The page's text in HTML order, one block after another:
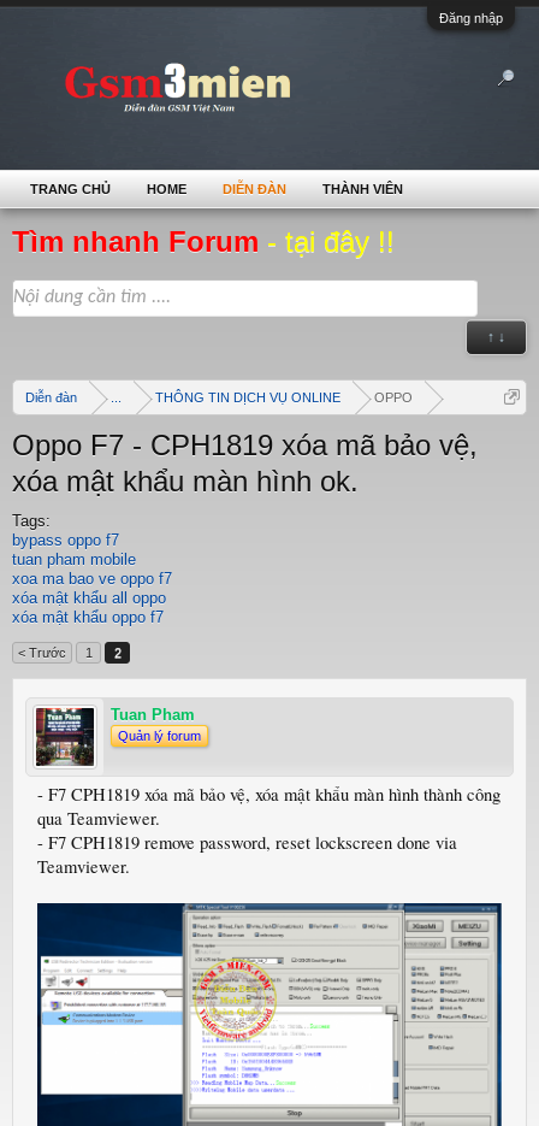
Đăng nhập
Tìm nhanh Forum - tại đây !!
↑ ↓
Diễn đàn THÔNG TIN DỊCH VỤ ONLINE OPPO
Oppo F7 - CPH1819 xóa mã bảo vệ,
xóa mật khẩu màn hình ok.
Tags:
bypass oppo f7
tuan pham mobile
xoa ma bao ve oppo f7
xóa mật khẩu all oppo
xóa mật khẩu oppo f7
< Trước 1 2
Tuan Pham
Quản lý forum
- F7 CPH1819 xóa mã bảo vệ, xóa mật khẩu màn hình thành công
qua Teamviewer.
- F7 CPH1819 remove password, reset lockscreen done via
Teamviewer.
TRANG CHỦ HOME DIỄN ĐÀN THÀNH VIÊN